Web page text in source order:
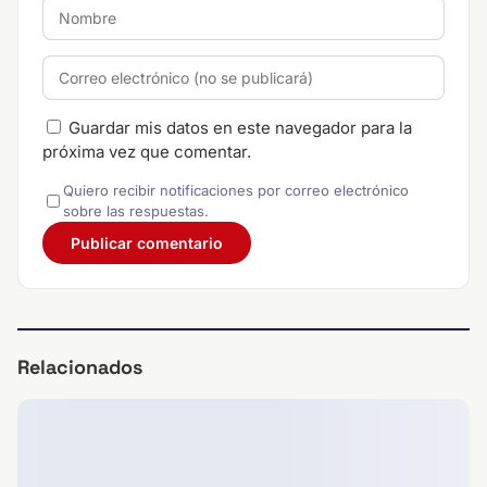
Guardar mis datos en este navegador para la
próxima vez que comentar.
Quiero recibir notificaciones por correo electrónico
sobre las respuestas.
Relacionados